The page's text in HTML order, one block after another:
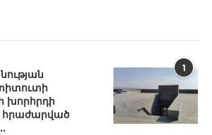
1
խորհրդի
հրաժարված